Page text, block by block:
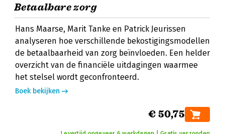
Betaalbare zorg
Hans Maarse, Marit Tanke en Patrick Jeurissen
analyseren hoe verschillende bekostigingsmodellen
de betaalbaarheid van zorg beïnvloeden. Een helder
overzicht van de financiële uitdagingen waarmee
het stelsel wordt geconfronteerd.
Boek bekijken
€ 50,75